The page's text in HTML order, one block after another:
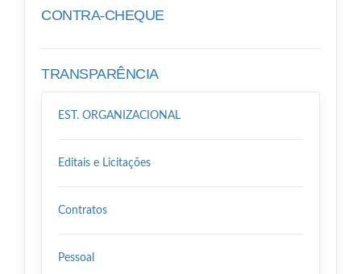
CONTRA-CHEQUE
TRANSPARÊNCIA
EST. ORGANIZACIONAL
Editais e Licitações
Contratos
Pessoal